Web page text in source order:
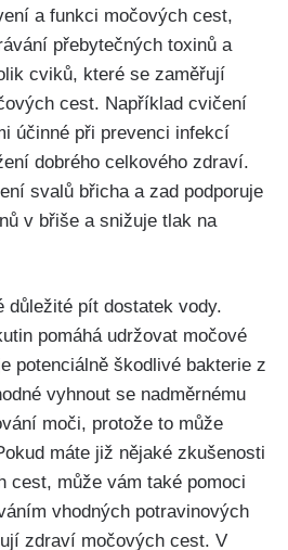
a funkci močových cest,
přebytečných toxinů a
cviků, které se⁣ zaměřují
cest. Například cvičení​
účinné ‌při prevenci infekcí​
dobrého celkového zdraví.
svalů břicha a zad podporuje
v břiše a snižuje ⁢tlak ⁣na
důležité pít dostatek vody.
pomáhá udržovat‍ močové
⁤potenciálně škodlivé ⁤bakterie z
vyhnout se nadměrnému⁤
moči, protože to může
máte⁢ již ​nějaké ⁣zkušenosti
cest, může vám také pomoci
vhodných⁣ potravinových
zdraví močových cest.⁢ V